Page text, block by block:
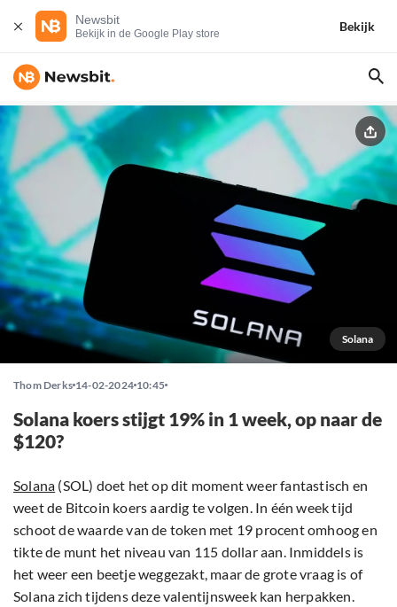
Newsbit
Bekijk in de Google Play store
Bekijk
Solana
Thom Derks 14-02-2024 10:45
Solana koers stijgt 19% in 1 week, op naar de
$120?
Solana (SOL) doet het op dit moment weer fantastisch en
weet de Bitcoin koers aardig te volgen. In één week tijd
schoot de waarde van de token met 19 procent omhoog en
tikte de munt het niveau van 115 dollar aan. Inmiddels is
het weer een beetje weggezakt, maar de grote vraag is of
Solana zich tijdens deze valentijnsweek kan herpakken.